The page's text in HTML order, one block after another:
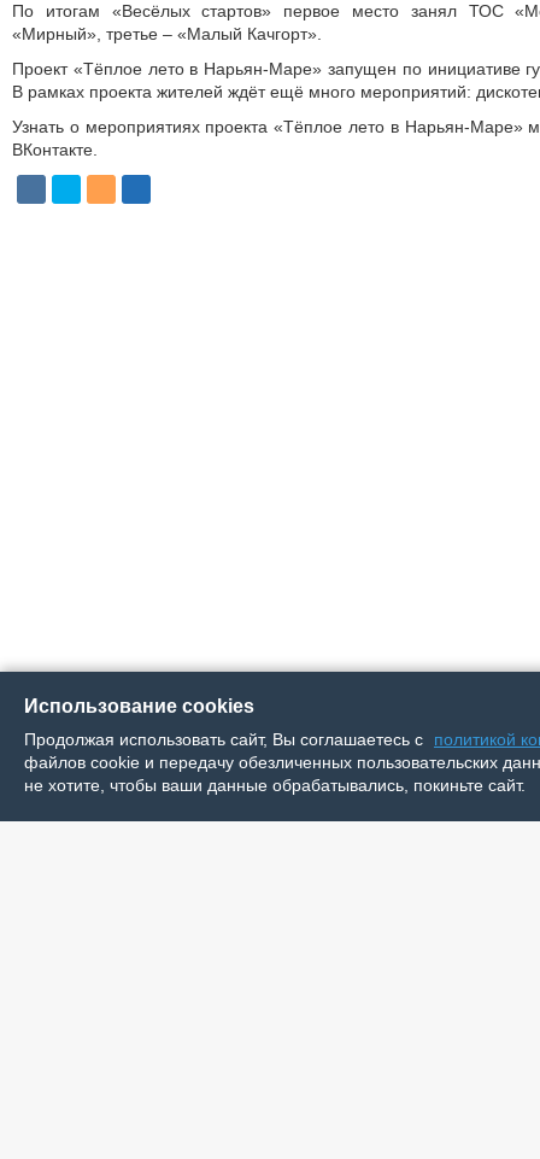
По итогам «Весёлых стартов» первое место занял ТОС
«Мирный», третье – «Малый Качгорт».
Проект «Тёплое лето в Нарьян-Маре» запущен по инициативе
В рамках проекта жителей ждёт ещё много мероприятий:
Узнать о мероприятиях проекта «Тёплое лето в Нарь­ян-Маре»
ВКонтакте.
Использование cookies
Продолжая использовать сайт, Вы соглашаетесь с
политикой
файлов cookie и передачу обезличенных пользовательских
не хотите, чтобы ваши данные обрабатывались, покиньте сайт.